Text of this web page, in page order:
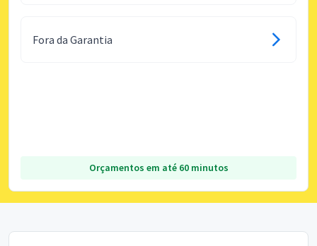
Fora da Garantia
Orçamentos em até 60 minutos